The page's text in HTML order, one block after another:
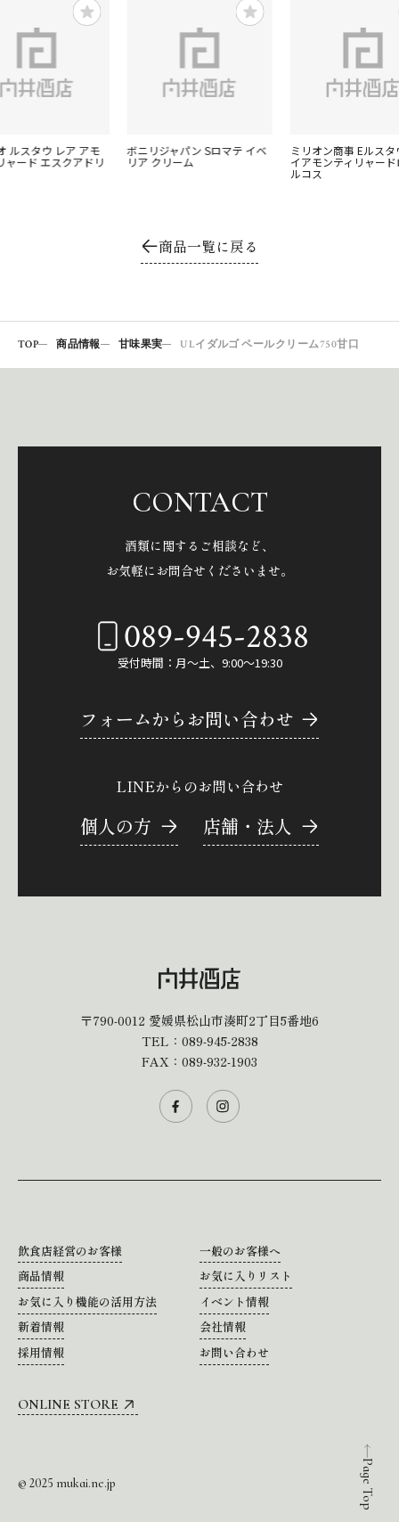
ルスタウ レア アモ
ャード エスクアドリ
ボニリジャパン Sロマテ イベ
リア クリーム
ミリオン商事 Eルスタ
イアモンティリャー
ルコス
商品一覧に戻る
TOP 商品情報 甘味果実 ULイダルゴ ペールクリーム750甘口
Page Top
CONTACT
酒類に関するご相談など、
お気軽にお問合せくださいませ。
089-945-2838
受付時間：月～土、9:00～19:30
フォームからお問い合わせ
LINEからのお問い合わせ
個人の方 店舗・法人
〒790-0012 愛媛県松山市湊町2丁目5番地6
TEL： 089-945-2838
FAX：089-932-1903
飲食店経営のお客様
一般のお客様へ
商品情報
お気に入りリスト
お気に入り機能の活用方法
イベント情報
新着情報
会社情報
採用情報
お問い合わせ
ONLINE STORE
© 2025 mukai.ne.jp